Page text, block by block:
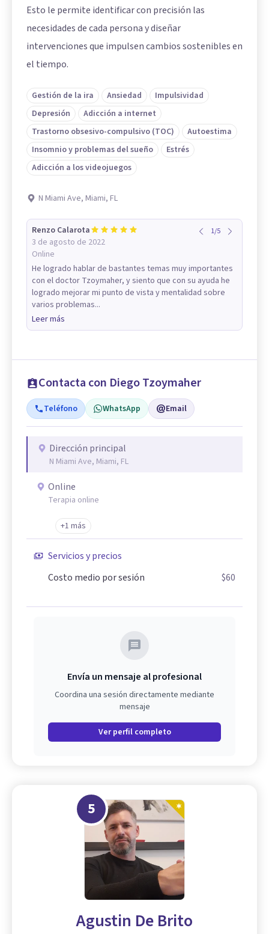
Esto le permite identificar con precisión las
necesidades de cada persona y diseñar
intervenciones que impulsen cambios sostenibles en
el tiempo.
Gestión de la ira Ansiedad
Impulsividad
Depresión
Adicción a internet
Trastorno obsesivo-compulsivo (TOC)
Autoestima
Insomnio y problemas del sueño
Estrés
Adicción a los videojuegos
N Miami Ave, Miami, FL
Renzo Calarota
3 de agosto de 2022
Online
1/5
He logrado hablar de bastantes temas muy importantes
con el doctor Tzoymaher, y siento que con su ayuda he
logrado mejorar mi punto de vista y mentalidad sobre
varios problemas...
Leer más
Contacta con Diego Tzoymaher
Teléfono WhatsApp Email
Dirección principal
N Miami Ave, Miami, FL
Online
Terapia online
+1 más
Servicios y precios
Costo medio por sesión
$60
Envía un mensaje al profesional
Coordina una sesión directamente mediante
mensaje
Ver perfil completo
5
Agustin De Brito